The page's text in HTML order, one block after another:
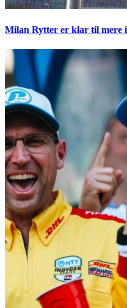
Milan Rytter er klar til mere